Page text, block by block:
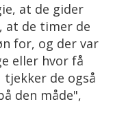
at de gider
at de timer de
for, og der var
eller hvor få
tjekker de også
den måde",